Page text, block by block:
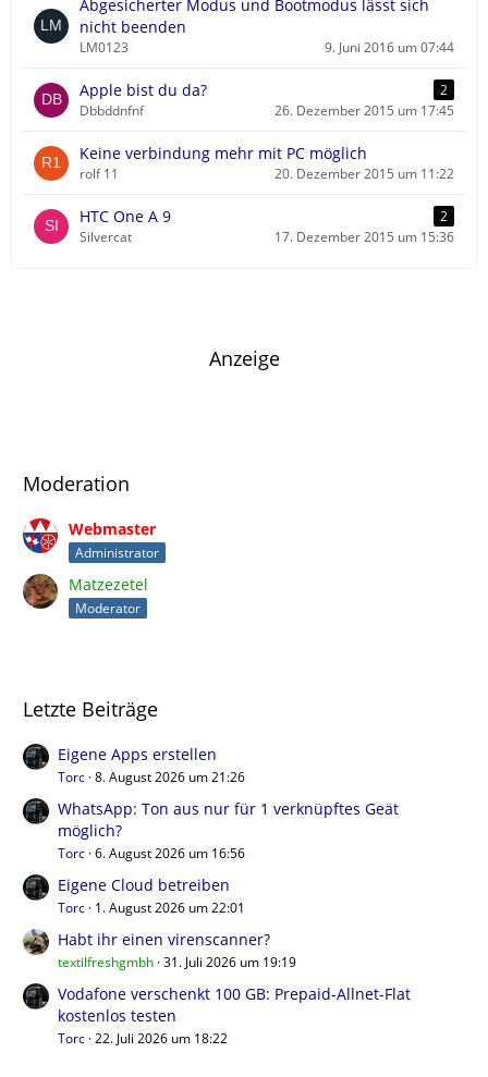
Abgesicherter Modus und Bootmodus lässt sich
nicht beenden
LM0123 9. Juni 2016 um 07:44
Apple bist du da?
2
Dbbddnfnf
26. Dezember 2015 um 17:45
Keine verbindung mehr mit PC möglich
rolf 11 20. Dezember 2015 um 11:22
HTC One A 9
2
Silvercat
17. Dezember 2015 um 15:36
Anzeige
Moderation
Webmaster
Administrator
Matzezetel
Moderator
Letzte Beiträge
Eigene Apps erstellen
Torc 8. August 2026 um 21:26
WhatsApp: Ton aus nur für 1 verknüpftes Geät
möglich?
Torc 6. August 2026 um 16:56
Eigene Cloud betreiben
Torc 1. August 2026 um 22:01
Habt ihr einen virenscanner?
textilfreshgmbh 31. Juli 2026 um 19:19
Vodafone verschenkt 100 GB: Prepaid-Allnet-Flat
kostenlos testen
Torc 22. Juli 2026 um 18:22